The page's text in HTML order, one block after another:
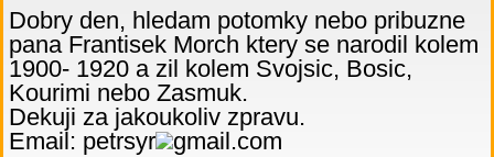
Dobry den, hledam potomky nebo pribuzne
pana Frantisek Morch ktery se narodil kolem
1900- 1920 a zil kolem Svojsic, Bosic,
Kourimi nebo Zasmuk.
Dekuji za jakoukoliv zpravu.
Email: petrsyr
gmail.com